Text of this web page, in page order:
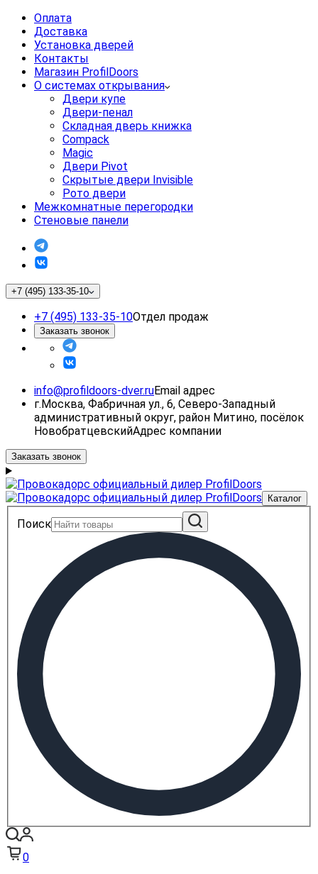
Оплата
Доставка
Установка дверей
Контакты
Магазин ProfilDoors
О системах открывания
Двери купе
Двери-пенал
Складная дверь книжка
Compack
Magic
Двери Pivot
Скрытые двери Invisible
Рото двери
Межкомнатные перегородки
Стеновые панели
+7 (495) 133-35-10
+7 (495) 133-35-10Отдел продаж
Заказать звонок
info@profildoors-dver.ruEmail адрес
г.Москва, Фабричная ул., 6, Северо-Западный
административный округ, район Митино, посёлок
НовобратцевскийАдрес компании
Заказать звонок
Каталог
Поиск
0